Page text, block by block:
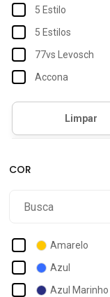
5 Estilo
5 Estilos
77vs Levosch
Accona
Acostamento
Acostamento
Ad Life Style
Amarelo
Azul
Azul Marinho